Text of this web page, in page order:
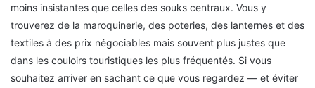
moins insistantes que celles des souks centraux. Vous y
trouverez de la maroquinerie, des poteries, des lanternes et des
textiles à des prix négociables mais souvent plus justes que
dans les couloirs touristiques les plus fréquentés. Si vous
souhaitez arriver en sachant ce que vous regardez — et éviter